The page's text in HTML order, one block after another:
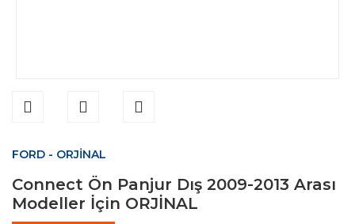
FORD - ORJİNAL
Connect Ön Panjur Dış 2009-2013 Arası
Modeller İçin ORJİNAL